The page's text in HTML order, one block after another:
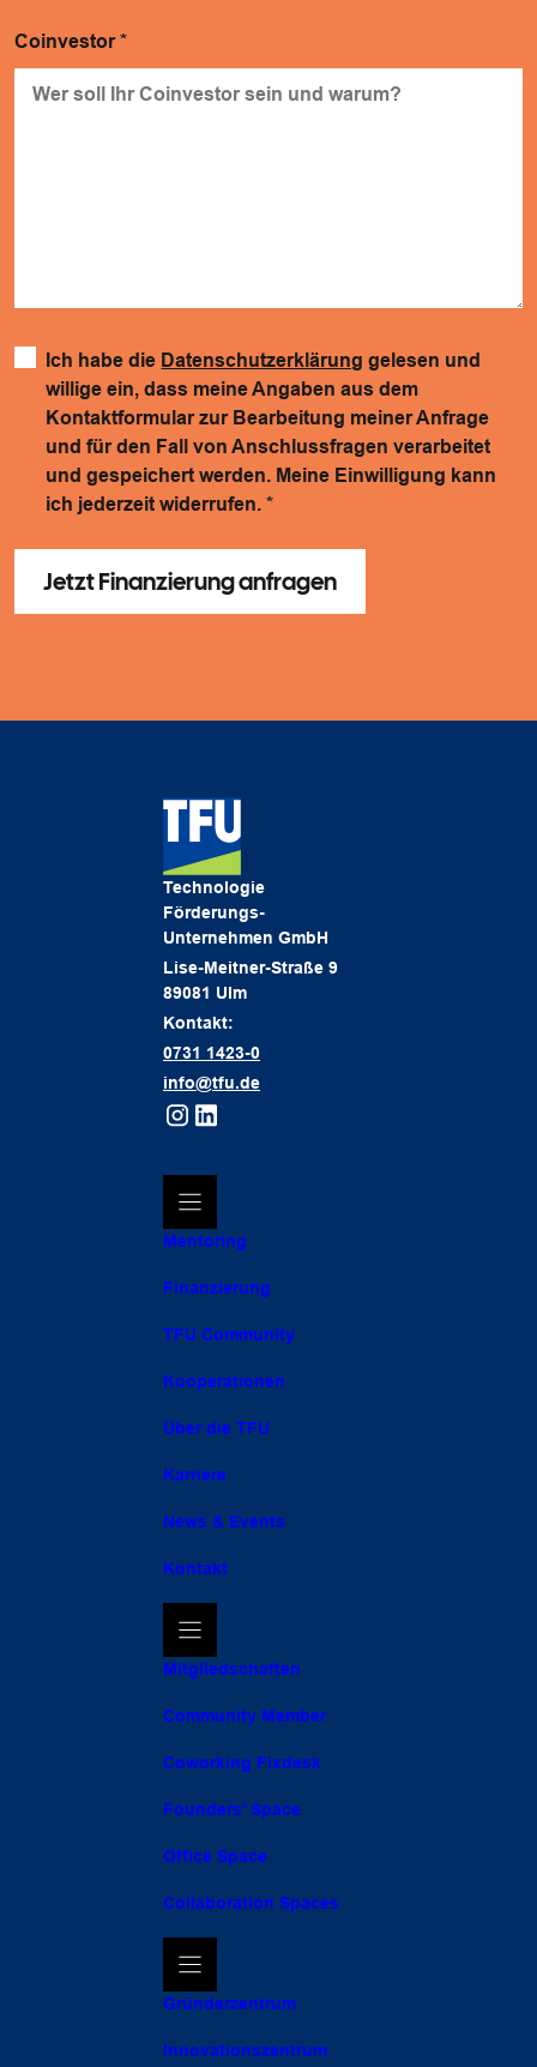
Coinvestor*
Ich habe die Datenschutzerklärung gelesen und
willige ein, dass meine Angaben aus dem
Kontaktformular zur Bearbeitung meiner Anfrage
und für den Fall von Anschlussfragen verarbeitet
und gespeichert werden. Meine Einwilligung kann
ich jederzeit widerrufen.*
Technologie
Förderungs-
Unternehmen GmbH
Lise-Meitner-Straße 9
89081 Ulm
Kontakt:
0731 1423-0
info@tfu.de
Mentoring
Finanzierung
TFU Community
Kooperationen
Über die TFU
Karriere
News & Events
Kontakt
Mitgliedschaften
Community Member
Coworking Fixdesk
Founders’ Space
Office Space
Collaboration Spaces
Gründerzentrum
Innovationszentrum